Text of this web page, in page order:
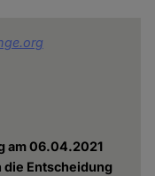
am 06.04.2021
die Entscheidung